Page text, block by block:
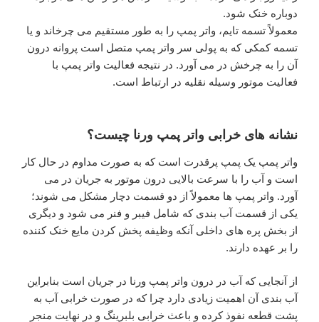
دوباره خنک شود.
معمولاً تسمه تایم، واتر پمپ را به طور مستقیم می چرخاند و یا
تسمه کمکی که به پولی سر واتر پمپ متصل است پروانه درون
آن را به چرخش در می آورد. در نتیجه فعالیت واتر پمپ با
فعالیت موتور وسیله نقلیه در ارتباط است.
نشانه های خرابی واتر پمپ ورنا چیست؟
واتر پمپ یک پمپ پر‌قدرت است که به صورت مداوم در حال کار
است و آب را با سرعت بالایی درون موتور به جریان در می
آورد. واتر پمپ ها معمولاً از دو قسمت دچار مشکل می شوند؛
یکی از قسمت آب بندی که شامل فیبر و فنر می شود و دیگری
از بخش پره های داخلی آنکه وظیفه پخش کردن مایع خنک کننده
را بر عهده دارند.
از آنجایی که آب در درون واتر پمپ ورنا در جریان است بنابراین
آب بندی آن اهمیت زیادی دارد چرا که در صورت خرابی آب به
پشت قطعه نفوذ کرده و باعث خرابی بلبرینگ و در نهایت منجر